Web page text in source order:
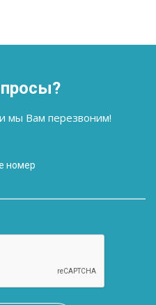
мы Вам перезвоним!